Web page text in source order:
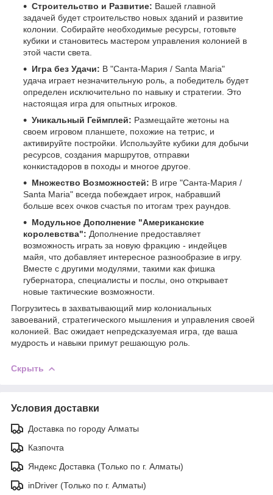
Строительство и Развитие: Вашей главной
задачей будет строительство новых зданий и развитие
колонии. Собирайте необходимые ресурсы, готовьте
кубики и становитесь мастером управления колонией в
этой части света.
Игра без Удачи: В "Санта-Мария / Santa Maria"
удача играет незначительную роль, а победитель будет
определен исключительно по навыку и стратегии. Это
настоящая игра для опытных игроков.
Уникальный Геймплей: Размещайте жетоны на
своем игровом планшете, похожие на тетрис, и
активируйте постройки. Используйте кубики для добычи
ресурсов, создания маршрутов, отправки
конкистадоров в походы и многое другое.
Множество Возможностей: В игре "Санта-Мария /
Santa Maria" всегда побеждает игрок, набравший
больше всех очков счастья по итогам трех раундов.
Модульное Дополнение "Американские
королевства": Дополнение предоставляет
возможность играть за новую фракцию - индейцев
майя, что добавляет интересное разнообразие в игру.
Вместе с другими модулями, такими как фишка
губернатора, специалисты и послы, оно открывает
новые тактические возможности.
Погрузитесь в захватывающий мир колониальных
завоеваний, стратегического мышления и управления своей
колонией. Вас ожидает непредсказуемая игра, где ваша
мудрость и навыки примут решающую роль.
Скрыть
Условия доставки
Доставка по городу Алматы
Казпочта
Яндекс Доставка (Только по г. Алматы)
inDriver (Только по г. Алматы)